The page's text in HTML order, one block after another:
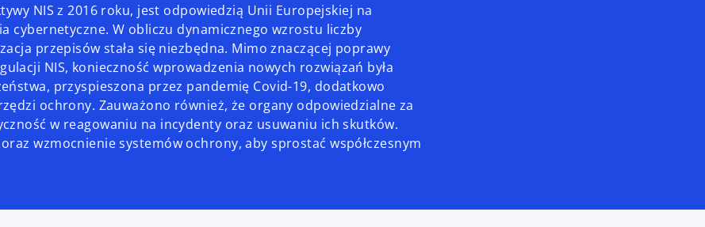
NIS z 2016 roku, jest odpowiedzią Unii Europejskiej na
cybernetyczne. W obliczu dynamicznego wzrostu liczby
przepisów stała się niezbędna. Mimo znaczącej poprawy
NIS, konieczność wprowadzenia nowych rozwiązań była
przyspieszona przez pandemię Covid-19, dodatkowo
ochrony. Zauważono również, że organy odpowiedzialne za
w reagowaniu na incydenty oraz usuwaniu ich skutków.
wzmocnienie systemów ochrony, aby sprostać współczesnym